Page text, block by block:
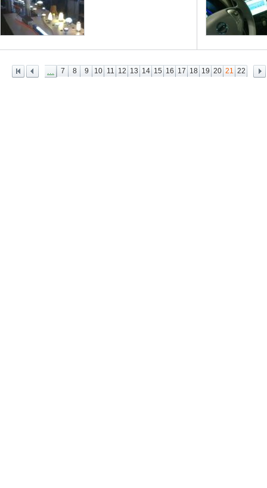
... 7 8 9 10 11 12 13 14 15 16 17 18 19 20 21 22